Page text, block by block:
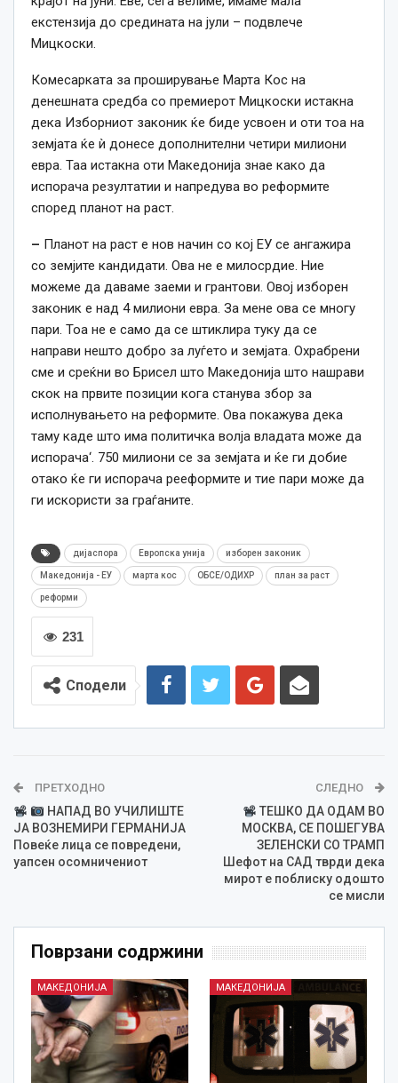
екстензија до средината на јули – подвлече
Мицкоски.
Комесарката за проширување Марта Кос на
денешната средба со премиерот Мицкоски истакна
дека Изборниот законик ќе биде усвоен и оти тоа на
земјата ќе ѝ донесе дополнителни четири милиони
евра. Таа истакна оти Македонија знае како да
испорача резултатии и напредува во реформите
според планот на раст.
– Планот на раст е нов начин со кој ЕУ се ангажира
со земјите кандидати. Ова не е милосрдие. Ние
можеме да даваме заеми и грантови. Овој изборен
законик е над 4 милиони евра. За мене ова се многу
пари. Тоа не е само да се штиклира туку да се
направи нешто добро за луѓето и земјата. Охрабрени
сме и среќни во Брисел што Македонија што нашрави
скок на првите позиции кога станува збор за
исполнувањето на реформите. Ова покажува дека
таму каде што има политичка волја владата може да
испорача‘. 750 милиони се за земјата и ќе ги добие
отако ќе ги испорача рееформите и тие пари може да
ги искористи за граѓаните.
дијаспора Европска унија изборен законик
Македонија - ЕУ марта кос ОБСЕ/ОДИХР план за раст
реформи
231
Сподели
ПРЕТХОДНО
НАПАД ВО УЧИЛИШТЕ
ЈА ВОЗНЕМИРИ ГЕРМАНИЈА
Повеќе лица се повредени,
уапсен осомничениот
СЛЕДНО
ТЕШКО ДА ОДАМ ВО
МОСКВА, СЕ ПОШЕГУВА
ЗЕЛЕНСКИ СО ТРАМП
Шефот на САД тврди дека
мирот е поблиску одошто
се мисли
Поврзани содржини
МАКЕДОНИЈА МАКЕДОНИЈА